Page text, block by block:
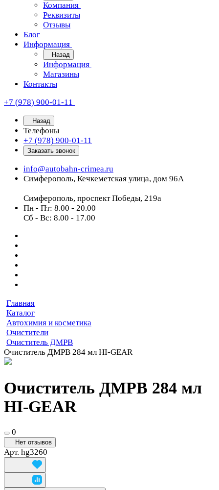
Компания
Реквизиты
Отзывы
Блог
Информация
Назад
Информация
Магазины
Контакты
+7 (978) 900-01-11
Назад
Телефоны
+7 (978) 900-01-11
Заказать звонок
info@autobahn-crimea.ru
Симферополь, Кечкеметская улица, дом 96А
Симферополь, проспект Победы, 219а
Пн - Пт: 8.00 - 20.00
Сб - Вс: 8.00 - 17.00
Главная
Каталог
Автохимия и косметика
Очистители
Очиститель ДМРВ
Очиститель ДМРВ 284 мл HI-GEAR
Очиститель ДМРВ 284 мл
HI-GEAR
0
Нет отзывов
Арт. hg3260